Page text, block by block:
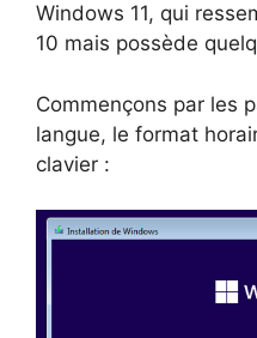
Windows 11, qui
10 mais possède
Commençons par les
langue, le format
clavier :